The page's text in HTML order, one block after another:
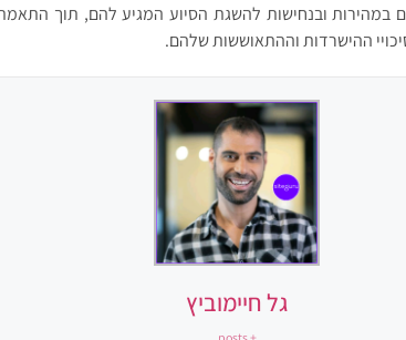
במהירות ובנחישות להשגת הסיוע המגיע להם, תוך
ההישרדות וההתאוששות שלהם.
גל חיימוביץ